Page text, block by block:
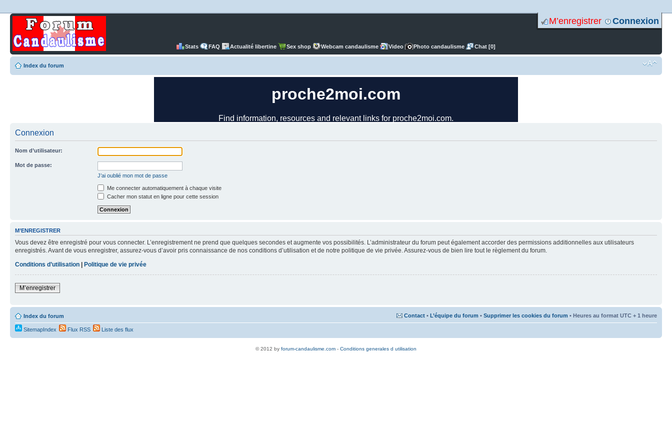
M’enregistrer Connexion
Stats FAQ Actualité libertine Sex shop Webcam candaulisme Video Photo candaulisme Chat [0]
Index du forum
Connexion
Nom d’utilisateur:
Mot de passe:
J’ai oublié mon mot de passe
Me connecter automatiquement à chaque visite
Cacher mon statut en ligne pour cette session
M’ENREGISTRER
Vous devez être enregistré pour vous connecter. L’enregistrement ne prend que quelques secondes et augmente vos possibilités. L’administrateur du forum peut également accorder des permissions additionnelles aux utilisateurs
enregistrés. Avant de vous enregistrer, assurez-vous d’avoir pris connaissance de nos conditions d’utilisation et de notre politique de vie privée. Assurez-vous de bien lire tout le règlement du forum.
Conditions d’utilisation | Politique de vie privée
M’enregistrer
Index du forum Contact • L’équipe du forum • Supprimer les cookies du forum • Heures au format UTC + 1 heure
SitemapIndex Flux RSS Liste des flux
© 2012 by forum-candaulisme.com - Conditions generales d utilisation